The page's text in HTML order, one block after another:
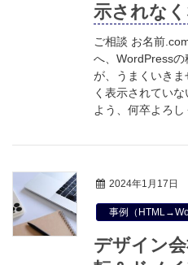
示されな
ご相談 お名前
へ、WordPress
が、うまくいき
く表示されてい
よう、何卒よろ
2024年1月17日
事例（
デザイン